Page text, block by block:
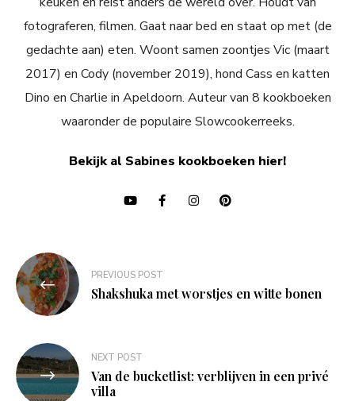
fotograferen, filmen. Gaat naar bed en staat op met (de
gedachte aan) eten. Woont samen zoontjes Vic (maart
2017) en Cody (november 2019), hond Cass en katten
Dino en Charlie in Apeldoorn. Auteur van 8 kookboeken
waaronder de populaire Slowcookerreeks.
Bekijk al Sabines kookboeken hier!
Bericht
navigatie
PREVIOUS POST
Shakshuka met worstjes en witte bonen
NEXT POST
Van de bucketlist: verblijven in een privé
villa